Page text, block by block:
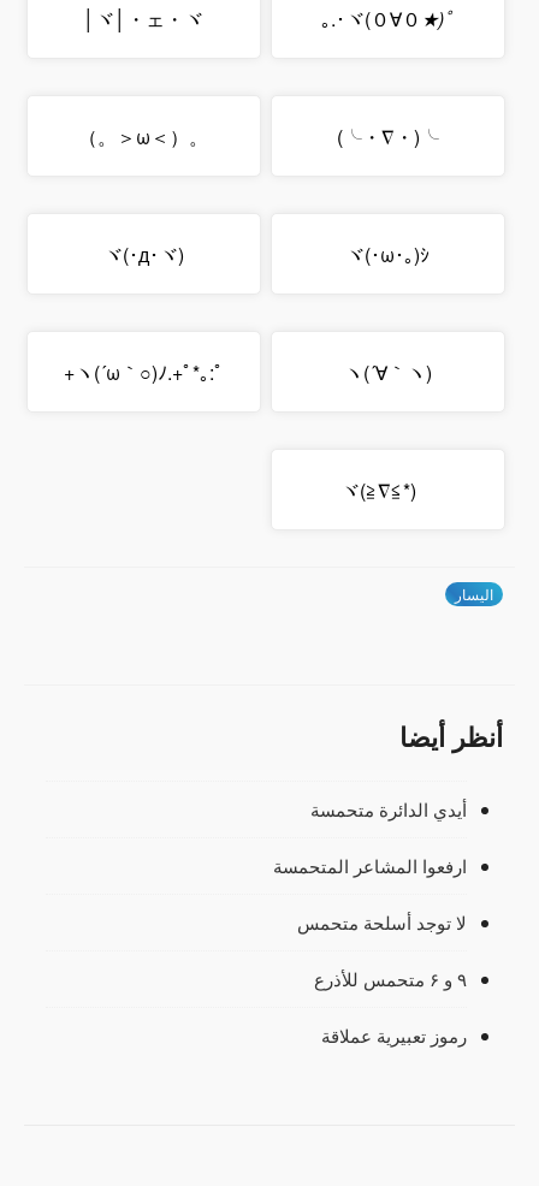
ヾ(０∀０ ★)ﾟ
･.｡
ヾ│・ェ・ヾ│
╰(・∇・╰)
。（＞ω＜。）
ヾ(･ω･｡)ｼ
ヾ(･д･ヾ)
ヽ(´∀｀ヽ)
ヽ(´ω｀○)ﾉ.+ﾟ*｡:ﾟ+
ヾ(≧∇≦*)ゝ
اليسار
أنظر أيضا
أيدي الدائرة متحمسة
ارفعوا المشاعر المتحمسة
لا توجد أسلحة متحمس
٩ و ۶ متحمس للأذرع
رموز تعبيرية عملاقة